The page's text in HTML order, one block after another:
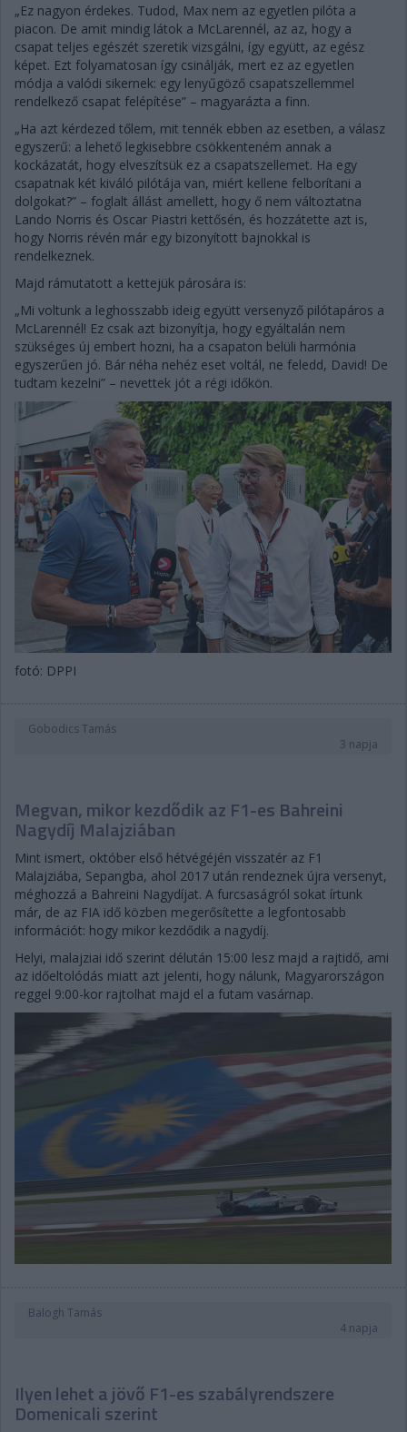
„Ez nagyon érdekes. Tudod, Max nem az egyetlen pilóta a
piacon. De amit mindig látok a McLarennél, az az, hogy a
csapat teljes egészét szeretik vizsgálni, így együtt, az egész
képet. Ezt folyamatosan így csinálják, mert ez az egyetlen
módja a valódi sikernek: egy lenyűgöző csapatszellemmel
rendelkező csapat felépítése” – magyarázta a finn.
„Ha azt kérdezed tőlem, mit tennék ebben az esetben, a válasz
egyszerű: a lehető legkisebbre csökkenteném annak a
kockázatát, hogy elveszítsük ez a csapatszellemet. Ha egy
csapatnak két kiváló pilótája van, miért kellene felborítani a
dolgokat?” – foglalt állást amellett, hogy ő nem változtatna
Lando Norris és Oscar Piastri kettősén, és hozzátette azt is,
hogy Norris révén már egy bizonyított bajnokkal is
rendelkeznek.
Majd rámutatott a kettejük párosára is:
„Mi voltunk a leghosszabb ideig együtt versenyző pilótapáros a
McLarennél! Ez csak azt bizonyítja, hogy egyáltalán nem
szükséges új embert hozni, ha a csapaton belüli harmónia
egyszerűen jó. Bár néha nehéz eset voltál, ne feledd, David! De
tudtam kezelni” – nevettek jót a régi időkön.
fotó: DPPI
Gobodics Tamás
3 napja
Megvan, mikor kezdődik az F1-es Bahreini
Nagydíj Malajziában
Mint ismert, október első hétvégéjén visszatér az F1
Malajziába, Sepangba, ahol 2017 után rendeznek újra versenyt,
méghozzá a Bahreini Nagydíjat. A furcsaságról sokat írtunk
már, de az FIA idő közben megerősítette a legfontosabb
információt: hogy mikor kezdődik a nagydíj.
Helyi, malajziai idő szerint délután 15:00 lesz majd a rajtidő, ami
az időeltolódás miatt azt jelenti, hogy nálunk, Magyarországon
reggel 9:00-kor rajtolhat majd el a futam vasárnap.
Balogh Tamás
4 napja
Ilyen lehet a jövő F1-es szabályrendszere
Domenicali szerint